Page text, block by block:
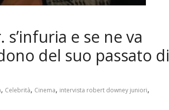
e se ne va
del suo passato di
, Celebrità, Cinema, intervista robert downey juniori,